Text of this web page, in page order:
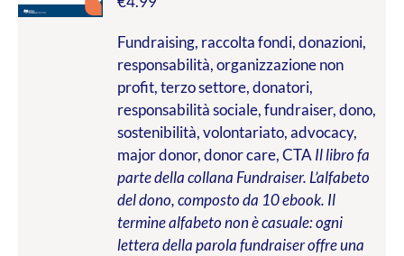
Fundraising, raccolta fondi, donazioni,
responsabilità, organizzazione non
profit, terzo settore, donatori,
responsabilità sociale, fundraiser, dono,
sostenibilità, volontariato, advocacy,
major donor, donor care, CTA Il libro fa
parte della collana Fundraiser. L’alfabeto
del dono, composto da 10 ebook. Il
termine alfabeto non è casuale: ogni
lettera della parola fundraiser offre una